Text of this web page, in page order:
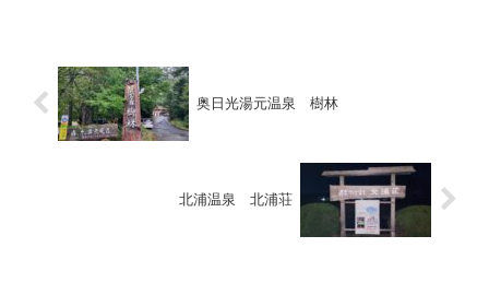
奥日光湯元温泉 樹林
北浦温泉 北浦荘